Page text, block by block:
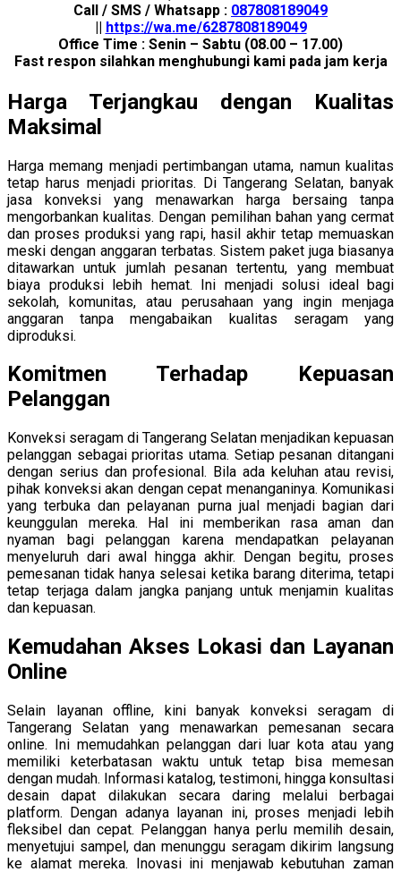
Call / SMS / Whatsapp : 087808189049
https://wa.me/6287808189049
Office Time : Senin – Sabtu (08.00 – 17.00)
Fast respon silahkan menghubungi kami pada jam kerja
Harga Terjangkau dengan Kualitas
Maksimal
Harga memang menjadi pertimbangan utama, namun kualitas
tetap harus menjadi prioritas. Di Tangerang Selatan, banyak
jasa konveksi yang menawarkan harga bersaing tanpa
mengorbankan kualitas. Dengan pemilihan bahan yang cermat
dan proses produksi yang rapi, hasil akhir tetap memuaskan
meski dengan anggaran terbatas. Sistem paket juga biasanya
ditawarkan untuk jumlah pesanan tertentu, yang membuat
biaya produksi lebih hemat. Ini menjadi solusi ideal bagi
sekolah, komunitas, atau perusahaan yang ingin menjaga
anggaran tanpa mengabaikan kualitas seragam yang
diproduksi.
Komitmen Terhadap Kepuasan
Pelanggan
Konveksi seragam di Tangerang Selatan menjadikan kepuasan
pelanggan sebagai prioritas utama. Setiap pesanan ditangani
dengan serius dan profesional. Bila ada keluhan atau revisi,
pihak konveksi akan dengan cepat menanganinya. Komunikasi
yang terbuka dan pelayanan purna jual menjadi bagian dari
keunggulan mereka. Hal ini memberikan rasa aman dan
nyaman bagi pelanggan karena mendapatkan pelayanan
menyeluruh dari awal hingga akhir. Dengan begitu, proses
pemesanan tidak hanya selesai ketika barang diterima, tetapi
tetap terjaga dalam jangka panjang untuk menjamin kualitas
dan kepuasan.
Kemudahan Akses Lokasi dan Layanan
Online
Selain layanan offline, kini banyak konveksi seragam di
Tangerang Selatan yang menawarkan pemesanan secara
online. Ini memudahkan pelanggan dari luar kota atau yang
memiliki keterbatasan waktu untuk tetap bisa memesan
dengan mudah. Informasi katalog, testimoni, hingga konsultasi
desain dapat dilakukan secara daring melalui berbagai
platform. Dengan adanya layanan ini, proses menjadi lebih
fleksibel dan cepat. Pelanggan hanya perlu memilih desain,
menyetujui sampel, dan menunggu seragam dikirim langsung
ke alamat mereka. Inovasi ini menjawab kebutuhan zaman